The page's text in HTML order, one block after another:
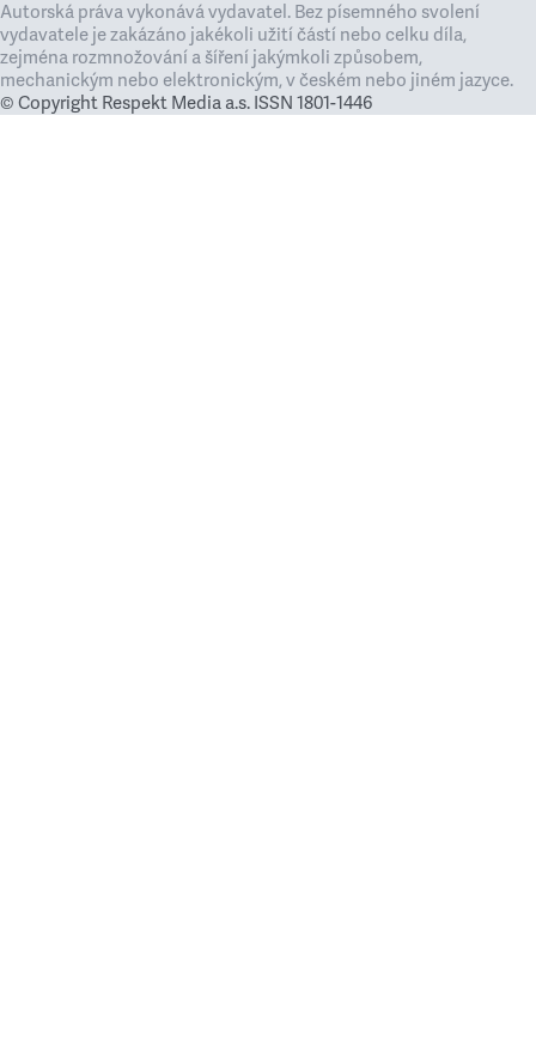
Autorská práva vykonává vydavatel. Bez písemného svolení
vydavatele je zakázáno jakékoli užití částí nebo celku díla,
zejména rozmnožování a šíření jakýmkoli způsobem,
mechanickým nebo elektronickým, v českém nebo jiném jazyce.
© Copyright Respekt Media a.s. ISSN 1801-1446